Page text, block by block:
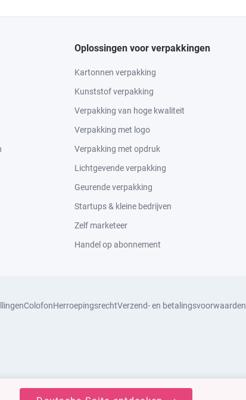
Oplossingen voor verpakkingen
Kartonnen verpakking
Kunststof verpakking
Verpakking van hoge kwaliteit
Verpakking met logo
Verpakking met opdruk
Lichtgevende verpakking
Geurende verpakking
Startups & kleine bedrijven
Zelf marketeer
Handel op abonnement
ColofonHerroepingsrechtVerzend- en betalingsvoorwaarden